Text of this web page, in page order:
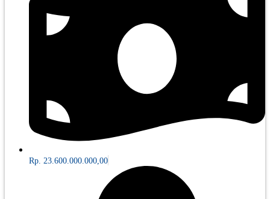
Rp. 23.600.000.000,00